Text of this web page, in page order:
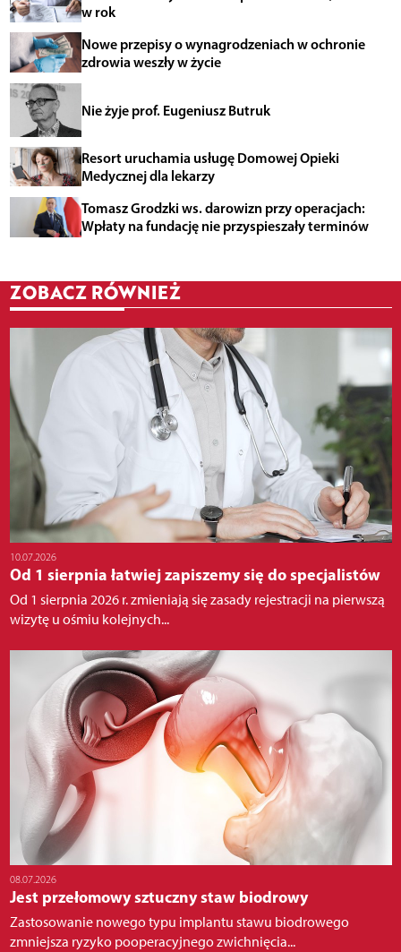
w rok
Nowe przepisy o wynagrodzeniach w ochronie
zdrowia weszły w życie
Nie żyje prof. Eugeniusz Butruk
Resort uruchamia usługę Domowej Opieki
Medycznej dla lekarzy
Tomasz Grodzki ws. darowizn przy operacjach:
Wpłaty na fundację nie przyspieszały terminów
ZOBACZ RÓWNIEŻ
10.07.2026
Od 1 sierpnia łatwiej zapiszemy się do specjalistów
Od 1 sierpnia 2026 r. zmieniają się zasady rejestracji na pierwszą
wizytę u ośmiu kolejnych...
08.07.2026
Jest przełomowy sztuczny staw biodrowy
Zastosowanie nowego typu implantu stawu biodrowego
zmniejsza ryzyko pooperacyjnego zwichnięcia...